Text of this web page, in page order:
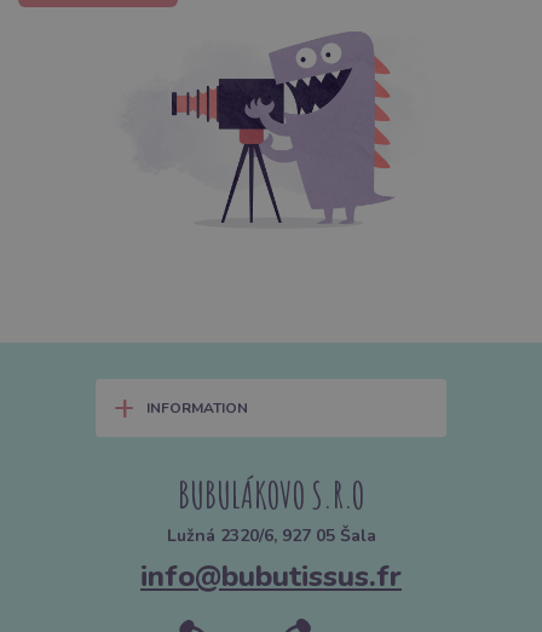
+ INFORMATION
BUBULÁKOVO S.R.O
Lužná 2320/6, 927 05 Šala
info@bubutissus.fr